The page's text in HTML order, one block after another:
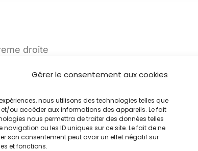
Gérer le consentement aux cookies
nous utilisons des technologies telles que
et/ou accéder aux informations des appareils. Le fait
nous permettra de traiter des données telles
ou les ID uniques sur ce site. Le fait de ne
son consentement peut avoir un effet négatif sur
et fonctions.
droite